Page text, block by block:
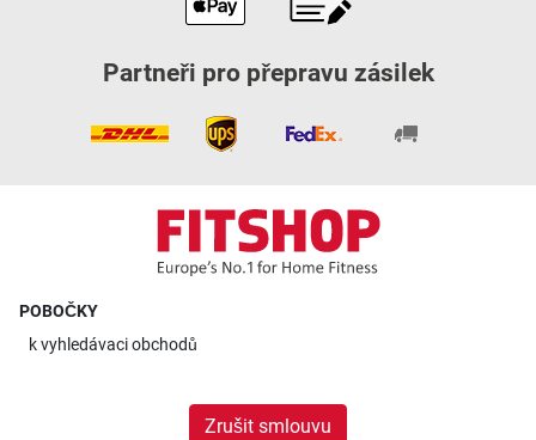
Partneři pro přepravu zásilek
POBOČKY
kvyhledávaci obchodů
Zrušit smlouvu